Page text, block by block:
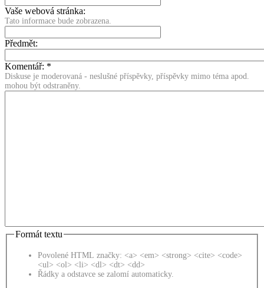
Vaše webová stránka:
Tato informace bude zobrazena.
Předmět:
Komentář: *
Diskuse je moderovaná - neslušné příspěvky, příspěvky mimo téma apod.
mohou být odstraněny.
Formát textu
Povolené HTML značky: <a> <em> <strong> <cite> <code>
<ul> <ol> <li> <dl> <dt> <dd>
Řádky a odstavce se zalomí automaticky.